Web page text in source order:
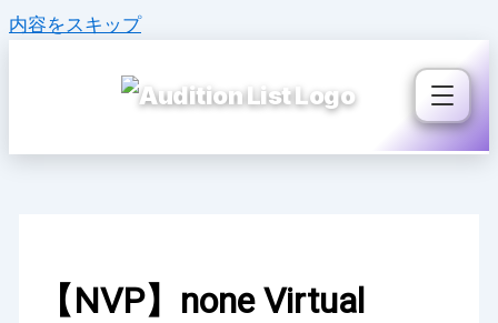
内容をスキップ
【NVP】none Virtual